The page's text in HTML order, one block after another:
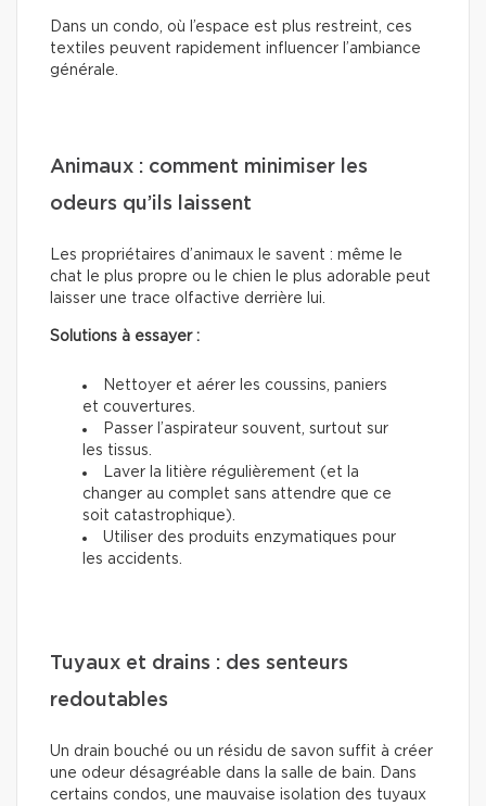
Dans un condo, où l’espace est plus restreint, ces
textiles peuvent rapidement influencer l’ambiance
générale.
Animaux : comment minimiser les
odeurs qu’ils laissent
Les propriétaires d’animaux le savent : même le
chat le plus propre ou le chien le plus adorable peut
laisser une trace olfactive derrière lui.
Solutions à essayer :
Nettoyer et aérer les coussins, paniers
et couvertures.
Passer l’aspirateur souvent, surtout sur
les tissus.
Laver la litière régulièrement (et la
changer au complet sans attendre que ce
soit catastrophique).
Utiliser des produits enzymatiques pour
les accidents.
Tuyaux et drains : des senteurs
redoutables
Un drain bouché ou un résidu de savon suffit à créer
une odeur désagréable dans la salle de bain. Dans
certains condos, une mauvaise isolation des tuyaux